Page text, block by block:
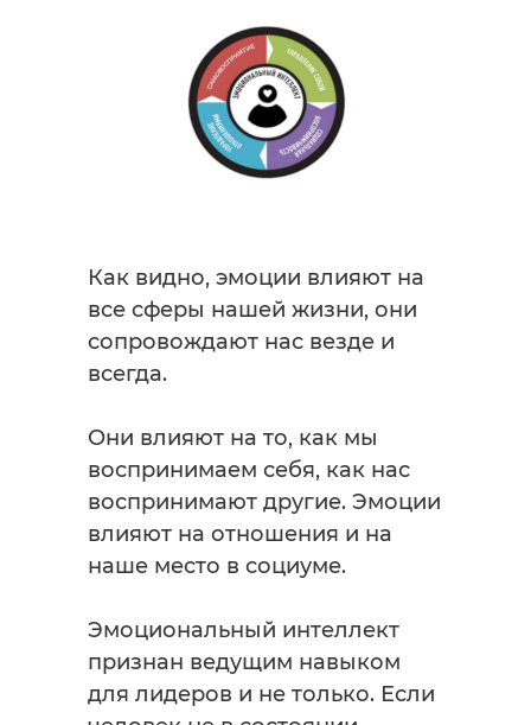
Как видно, эмоции влияют на
все сферы нашей жизни, они
сопровождают нас везде и
всегда.
Они влияют на то, как мы
воспринимаем себя, как нас
воспринимают другие. Эмоции
влияют на отношения и на
наше место в социуме.
Эмоциональный интеллект
признан ведущим навыком
для лидеров и не только. Если